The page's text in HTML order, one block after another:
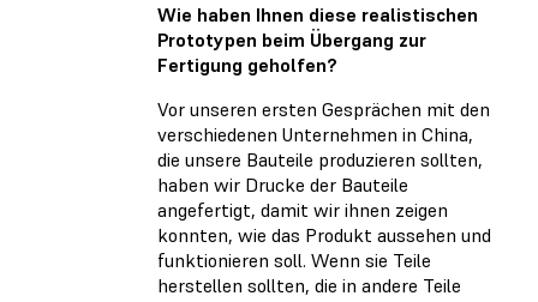
Wie haben Ihnen diese realistischen
Prototypen beim Übergang zur
Fertigung geholfen?
Vor unseren ersten Gesprächen mit den
verschiedenen Unternehmen in China,
die unsere Bauteile produzieren sollten,
haben wir Drucke der Bauteile
angefertigt, damit wir ihnen zeigen
konnten, wie das Produkt aussehen und
funktionieren soll. Wenn sie Teile
herstellen sollten, die in andere Teile